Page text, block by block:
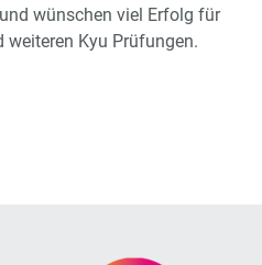
wünschen viel Erfolg für
weiteren Kyu Prüfungen.